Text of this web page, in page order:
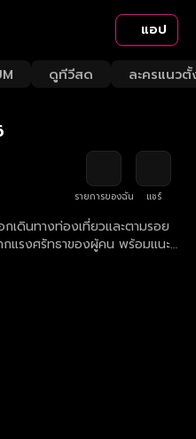
แอป
ดูทีวีสด ละครแนวตั้
Loaded:
2.32%
Rate
รายการของฉัน
แชร์
เดินทางท่องเที่ยวและตามรอย
แรงศรัทธาของผู้คน พร้อมแนะนำ
อมกับ มดดำ คชาภา ดูย้อนหลัง